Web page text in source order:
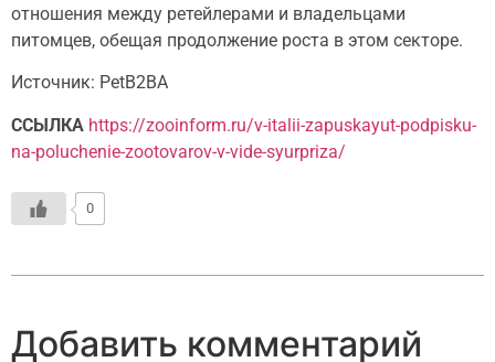
отношения между ретейлерами и владельцами
питомцев, обещая продолжение роста в этом секторе.
Источник: PetB2BА
ССЫЛКА https://zooinform.ru/v-italii-zapuskayut-podpisku-
na-poluchenie-zootovarov-v-vide-syurpriza/
0
Добавить комментарий